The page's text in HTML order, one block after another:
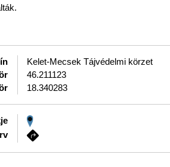
Kelet-Mecsek Tájvédelmi körzet
46.211123
18.340283